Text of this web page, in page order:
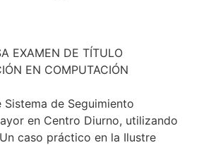
EXAMEN DE TÍTULO
EN COMPUTACIÓN
Sistema de Seguimiento
en Centro Diurno, utilizando
caso práctico en la Ilustre